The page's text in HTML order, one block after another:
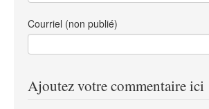
Courriel (non publié)
Ajoutez votre commentaire ici